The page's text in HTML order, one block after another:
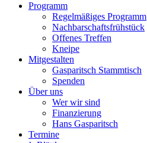
Programm
Regelmäßiges Programm
Nachbarschaftsfrühstück
Offenes Treffen
Kneipe
Mitgestalten
Gasparitsch Stammtisch
Spenden
Über uns
Wer wir sind
Finanzierung
Hans Gasparitsch
Termine